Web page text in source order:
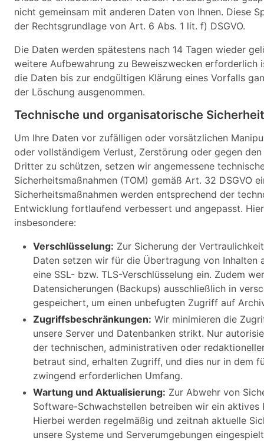
nicht gemeinsam mit anderen Daten von Ihnen. Diese
der Rechtsgrundlage von Art. 6 Abs. 1 lit. f) DSGVO.
Die Daten werden spätestens nach 14 Tagen wieder
weitere Aufbewahrung zu Beweiszwecken erforderlich
die Daten bis zur endgültigen Klärung eines Vorfalls
der Löschung ausgenommen.
Technische und organisatorische
Um Ihre Daten vor zufälligen oder vorsätzlichen
oder vollständigem Verlust, Zerstörung oder gegen
Dritter zu schützen, setzen wir angemessene
Sicherheitsmaßnahmen (TOM) gemäß Art. 32 DSGVO
Sicherheitsmaßnahmen werden entsprechend der
Entwicklung fortlaufend verbessert und angepasst.
insbesondere:
Verschlüsselung: Zur Sicherung der
Daten setzen wir für die Übertragung von Inhalten
eine SSL- bzw. TLS-Verschlüsselung ein. Zudem
Datensicherungen (Backups) ausschließlich in
gespeichert, um einen unbefugten Zugriff auf
Zugriffsbeschränkungen: Wir minimieren die
unsere Server und Datenbanken strikt. Nur
der technischen, administrativen oder
betraut sind, erhalten Zugriff, und dies nur in dem
zwingend erforderlichen Umfang.
Wartung und Aktualisierung: Zur Abwehr von
Software-Schwachstellen betreiben wir ein aktives
Hierbei werden regelmäßig und zeitnah aktuelle
unsere Systeme und Serverumgebungen